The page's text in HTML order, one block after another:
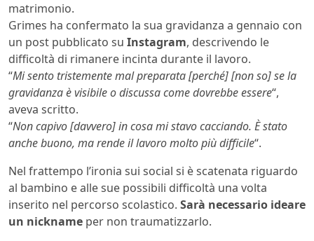
matrimonio.
Grimes ha confermato la sua gravidanza a gennaio con
un post pubblicato su Instagram, descrivendo le
difficoltà di rimanere incinta durante il lavoro.
“Mi sento tristemente mal preparata [perché] [non so] se la
gravidanza è visibile o discussa come dovrebbe essere“,
aveva scritto.
“Non capivo [davvero] in cosa mi stavo cacciando. È stato
anche buono, ma rende il lavoro molto più difficile“.
Nel frattempo l’ironia sui social si è scatenata riguardo
al bambino e alle sue possibili difficoltà una volta
inserito nel percorso scolastico. Sarà necessario ideare
un nickname per non traumatizzarlo.